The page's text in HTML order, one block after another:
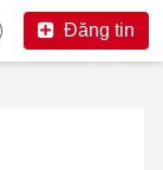
Đăng tin